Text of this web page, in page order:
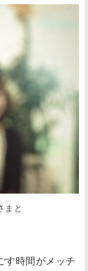
まと
す時間がメッチ